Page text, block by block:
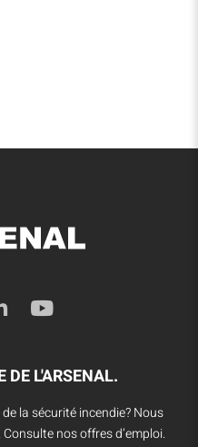
DE L'ARSENAL.
la sécurité incendie? Nous
nos offres d’emploi.